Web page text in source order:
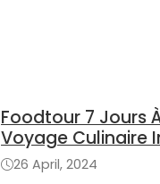
Foodtour 7 Jours
Voyage Culinaire
26 April, 2024